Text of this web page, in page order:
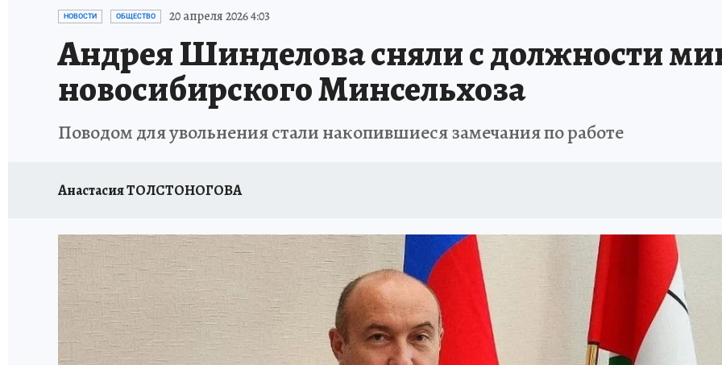
ОТДЫХ В РОССИИ ЗАПОВЕДНАЯ РОССИЯ
НОВОСТИ ОБЩЕСТВО 20 апреля 2026 4:03
Андрея Шинделова сняли с должности
новосибирского Минсельхоза
Поводом для увольнения стали накопившиеся замечания по работе
Анастасия ТОЛСТОНОГОВА